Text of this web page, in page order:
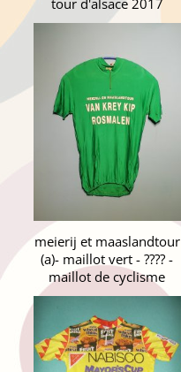
meierij et maaslandtour
(a)- maillot vert - ???? -
maillot de cyclisme